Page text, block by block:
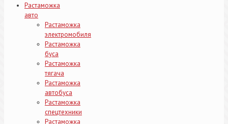
Растаможка
авто
Растаможка
электромобиля
Растаможка
буса
Растаможка
тягача
Растаможка
автобуса
Растаможка
спецтехники
Растаможка